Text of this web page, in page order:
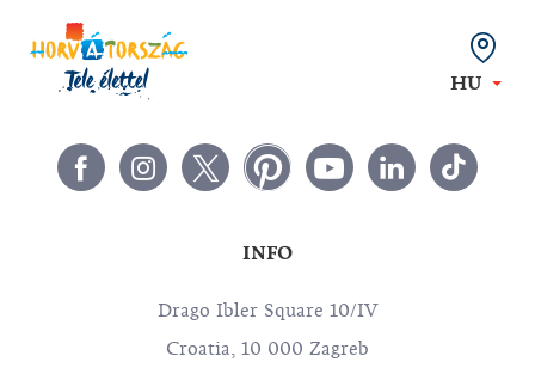
HU
INFO
Drago Ibler Square 10/IV
Croatia, 10 000 Zagreb